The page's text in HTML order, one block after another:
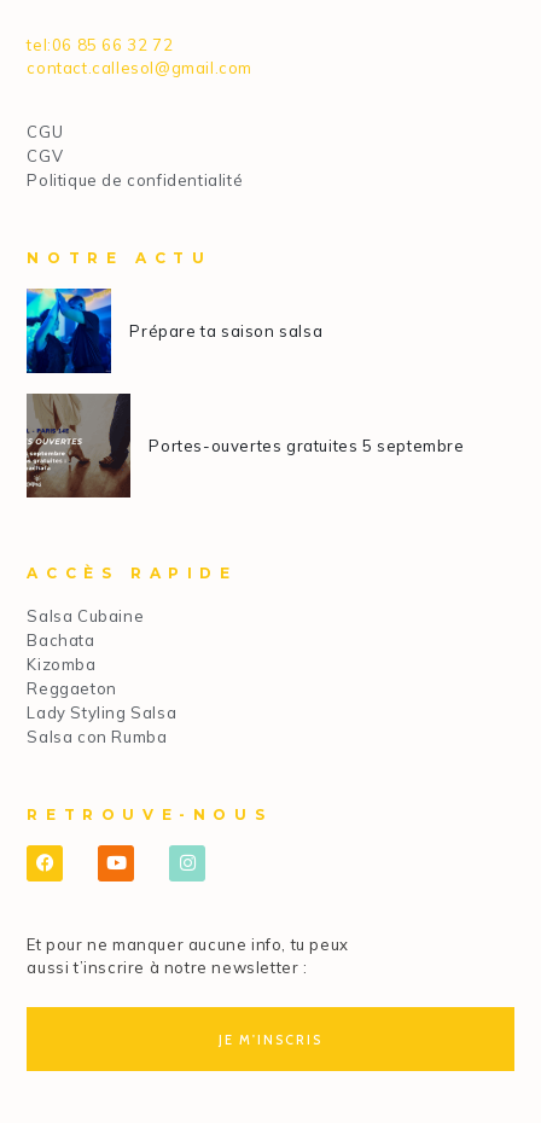
tel:06 85 66 32 72
contact.callesol@gmail.com
CGU
CGV
Politique de confidentialité
NOTRE ACTU
Prépare ta saison salsa
Portes-ouvertes gratuites 5 septembre
ACCÈS RAPIDE
Salsa Cubaine
Bachata
Kizomba
Reggaeton
Lady Styling Salsa
Salsa con Rumba
RETROUVE-NOUS
Et pour ne manquer aucune info, tu peux
aussi t’inscrire à notre newsletter :
JE M'INSCRIS